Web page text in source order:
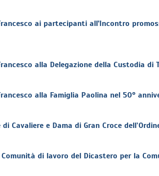
ai partecipanti all'Incontro
alla Delegazione della Custodia
alla Famiglia Paolina nel 50°
Cavaliere e Dama di Gran Croce
di lavoro del Dicastero per la